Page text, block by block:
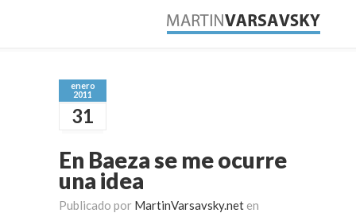
enero
2011
31
En Baeza se me ocurre
una idea
Publicado por MartinVarsavsky.net en